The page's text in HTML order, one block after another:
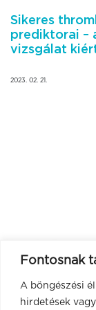
Fontosnak
A böngészési
hirdetések
Sikeres
prediktorai –
vizsgálat
2023. 02. 21.